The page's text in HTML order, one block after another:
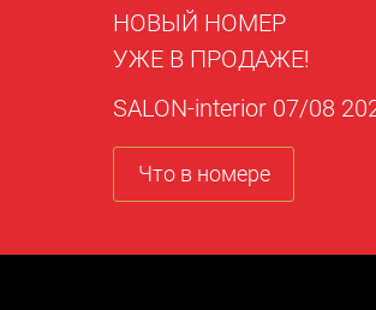
НОВЫЙ НОМЕР
УЖЕ В ПРОДАЖЕ!
SALON-interior 07/08
Что в номере